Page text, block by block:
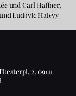
und Carl Haffner,
nach Henri Meilhac und Ludovic Halevy
2, 09111